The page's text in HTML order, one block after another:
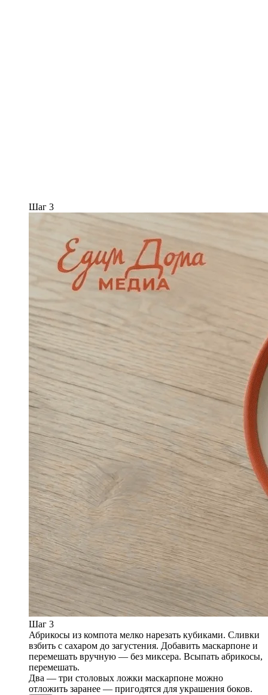
Шаг 3
Шаг 3
Абрикосы из компота мелко нарезать кубиками. Сливки
взбить с сахаром до загустения. Добавить маскарпоне и
перемешать вручную — без миксера. Всыпать абрикосы,
перемешать.
Два — три столовых ложки маскарпоне можно
отложить заранее — пригодятся для украшения боков.